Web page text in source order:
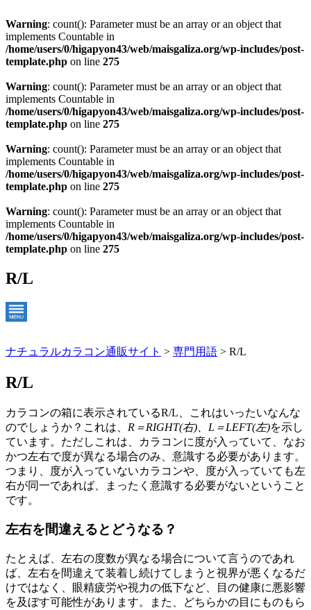
Warning: count(): Parameter must be an array or an object that
implements Countable in
/home/users/0/higapyon43/web/maisgaliza.org/wp-includes/post-
template.php on line 275
Warning: count(): Parameter must be an array or an object that
implements Countable in
/home/users/0/higapyon43/web/maisgaliza.org/wp-includes/post-
template.php on line 275
Warning: count(): Parameter must be an array or an object that
implements Countable in
/home/users/0/higapyon43/web/maisgaliza.org/wp-includes/post-
template.php on line 275
Warning: count(): Parameter must be an array or an object that
implements Countable in
/home/users/0/higapyon43/web/maisgaliza.org/wp-includes/post-
template.php on line 275
R/L
ナチュラルカラコン通販サイト > 専門用語 > R/L
R/L
カラコンの箱に表示されているR/L、これはいったいなんな
のでしょうか？これは、 R＝RIGHT(右)、L＝LEFT(左)を示し
ています。ただしこれは、カラコンに度が入っていて、なお
かつ左右で度が異なる場合のみ、意識する必要があります。
つまり、度が入っていないカラコンや、度が入っていても左
右が同一であれば、まったく意識する必要がないということ
です。
左右を間違えるとどうなる？
たとえば、左右の度数が異なる場合について言うのであれ
ば、左右を間違えて装着し続けてしまうと視界が悪くなるだ
けではなく、眼精疲労や視力の低下など、目の健康に悪影響
を及ぼす可能性があります。また、どちらかの目にものもら